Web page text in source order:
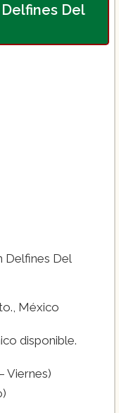
Del
Delfines Del
México
disponible.
Viernes)